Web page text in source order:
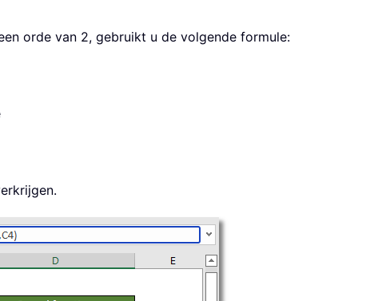
orde van 2, gebruikt u de volgende formule: